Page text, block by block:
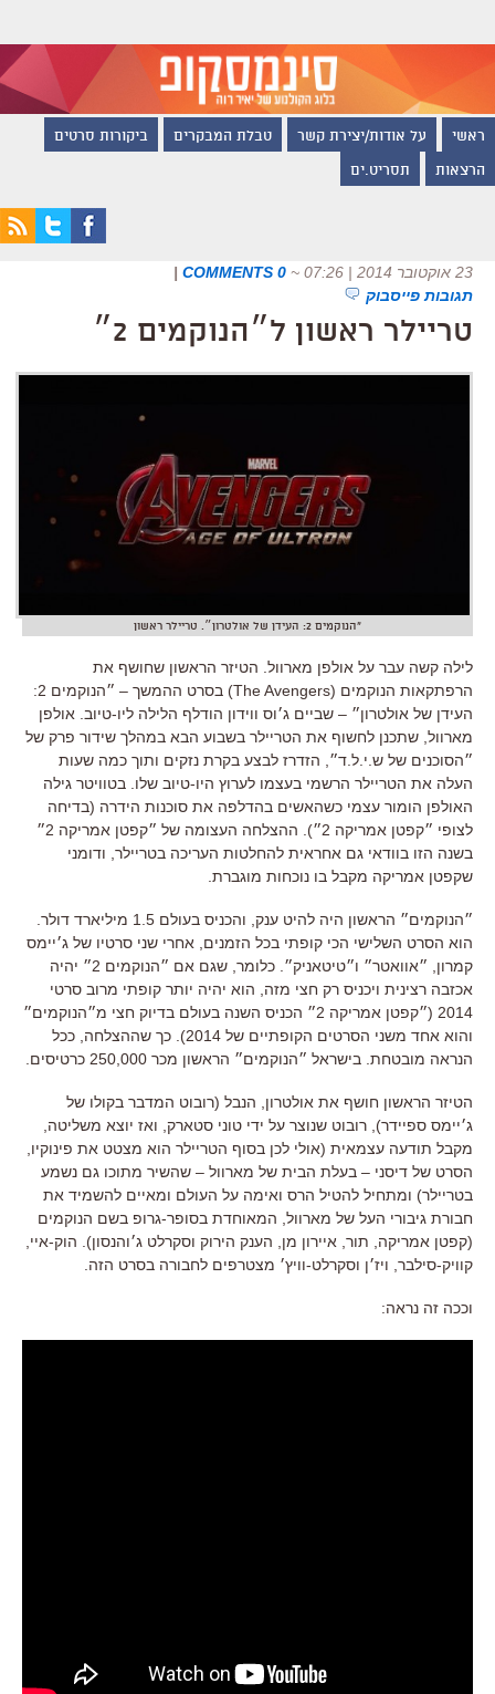
ראשי על אודות/יצירת קשר טבלת המבקרים ביקורות סרטים
הרצאות תסריט.ים
23 אוקטובר 2014 | 07:26 ~
0 COMMENTS
|
תגובות פייסבוק
טריילר ראשון ל״הנוקמים 2״
"הנוקמים 2: העידן של אולטרון״. טריילר ראשון
לילה קשה עבר על אולפן מארוול. הטיזר הראשון שחושף את
הרפתקאות הנוקמים (The Avengers) בסרט ההמשך – ״הנוקמים 2:
העידן של אולטרון״ – שביים ג׳וס ווידון הודלף הלילה ליו-טיוב. אולפן
מארוול, שתכנן לחשוף את הטריילר בשבוע הבא במהלך שידור פרק של
״הסוכנים של ש.י.ל.ד״, הזדרז לבצע בקרת נזקים ותוך כמה שעות
העלה את הטריילר הרשמי בעצמו לערוץ היו-טיוב שלו. בטוויטר גילה
האולפן הומור עצמי כשהאשים בהדלפה את סוכנות הידרה (בדיחה
לצופי ״קפטן אמריקה 2״). ההצלחה העצומה של ״קפטן אמריקה 2״
בשנה הזו בוודאי גם אחראית להחלטות העריכה בטריילר, ודומני
שקפטן אמריקה מקבל בו נוכחות מוגברת.
״הנוקמים״ הראשון היה להיט ענק, והכניס בעולם 1.5 מיליארד דולר.
הוא הסרט השלישי הכי קופתי בכל הזמנים, אחרי שני סרטיו של ג׳יימס
קמרון, ״אוואטר״ ו״טיטאניק״. כלומר, שגם אם ״הנוקמים 2״ יהיה
אכזבה רצינית ויכניס רק חצי מזה, הוא יהיה יותר קופתי מרוב סרטי
2014 (״קפטן אמריקה 2״ הכניס השנה בעולם בדיוק חצי מ״הנוקמים״
והוא אחד משני הסרטים הקופתיים של 2014). כך שההצלחה, ככל
הנראה מובטחת. בישראל ״הנוקמים״ הראשון מכר 250,000 כרטיסים.
הטיזר הראשון חושף את אולטרון, הנבל (רובוט המדבר בקולו של
ג׳יימס ספיידר), רובוט שנוצר על ידי טוני סטארק, ואז יוצא משליטה,
מקבל תודעה עצמאית (אולי לכן בסוף הטריילר הוא מצטט את פינוקיו,
הסרט של דיסני – בעלת הבית של מארוול – שהשיר מתוכו גם נשמע
בטריילר) ומתחיל להטיל הרס ואימה על העולם ומאיים להשמיד את
חבורת גיבורי העל של מארוול, המאוחדת בסופר-גרופ בשם הנוקמים
(קפטן אמריקה, תור, איירון מן, הענק הירוק וסקרלט ג׳והנסון). הוק-איי,
קוויק-סילבר, ויז׳ן וסקרלט-וויץ׳ מצטרפים לחבורה בסרט הזה.
וככה זה נראה: